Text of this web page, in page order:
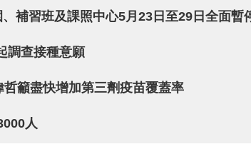
補習班及課照中心5月23日至29日全面暫
調查接種意願
籲盡快增加第三劑疫苗覆蓋率
人